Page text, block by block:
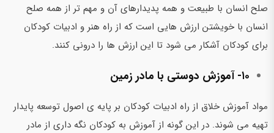
صلح انسان با طبیعت و همه پدیدارهای آن و مهم تر از همه صلح
انسان با خویشتن ارزش هایی است که از راه هنر و ادبیات کودکان
برای کودکان آشکار می شود تا این ارزش ها را درونی کنند.
۱۰- آموزش دوستی با مادر زمین
مواد آموزش خلاق از راه ادبیات کودکان بر پایه ی اصول توسعه پایدار
تهیه می شوند. در این گونه از آموزش به کودکان نگه داری از مادر